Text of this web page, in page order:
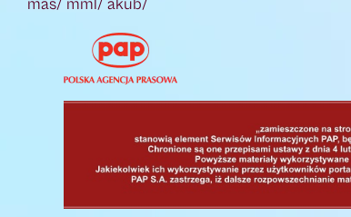
mas/ mml/ akub/